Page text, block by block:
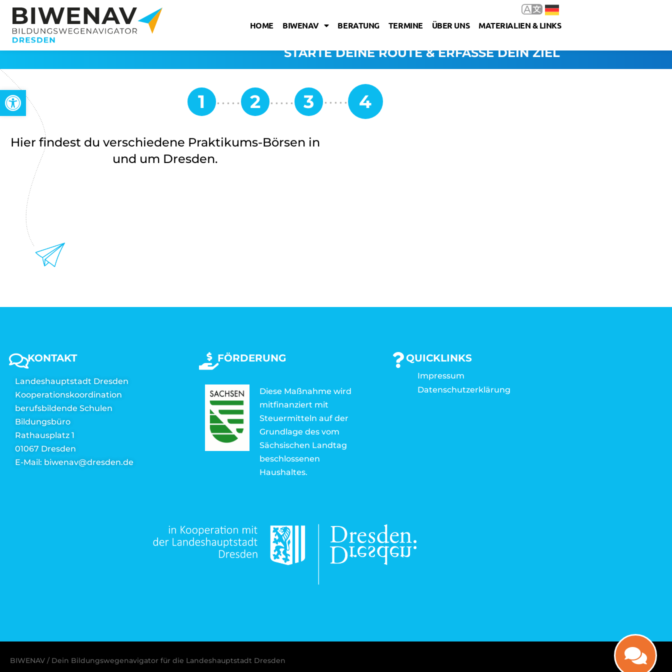
Werkzeugleiste öffnen
HOME BIWENAV BERATUNG TERMINE ÜBER UNS MATERIALIEN & LINKS
STARTE DEINE ROUTE & ERFASSE DEIN ZIEL
Hier findest du verschiedene Praktikums-Börsen in
und um Dresden.
KONTAKT
Landeshauptstadt Dresden
Kooperationskoordination
berufsbildende Schulen
Bildungsbüro
Rathausplatz 1
01067 Dresden
E-Mail: biwenav@dresden.de
FÖRDERUNG
Diese Maßnahme wird
mitfinanziert mit
Steuermitteln auf der
Grundlage des vom
Sächsischen Landtag
beschlossenen
Haushaltes.
QUICKLINKS
Impressum
Datenschutzerklärung
BIWENAV / Dein Bildungswegenavigator für die Landeshauptstadt Dresden